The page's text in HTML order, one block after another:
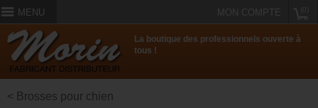
MENU MON COMPTE
La boutique des professionnels ouverte à
tous !
< Brosses pour chien